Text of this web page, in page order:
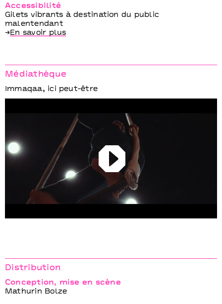
Accessibilité
Gilets vibrants à destination du public
malentendant
→ En savoir plus
Médiathèque
Immaqaa, ici peut-être
Play
Distribution
Conception, mise en scène
Mathurin Bolze